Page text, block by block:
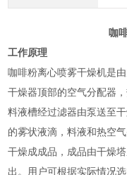
咖
工作原理
咖啡粉离心喷雾干燥机是
干燥器顶部的空气分配器
料液槽经过滤器由泵送至
的雾状液滴，料液和热空
干燥成成品，成品由干燥
出。用户可根据实际情况